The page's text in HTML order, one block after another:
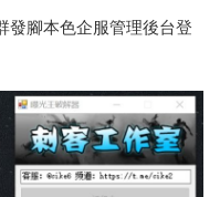
腳本色企服管理後台登